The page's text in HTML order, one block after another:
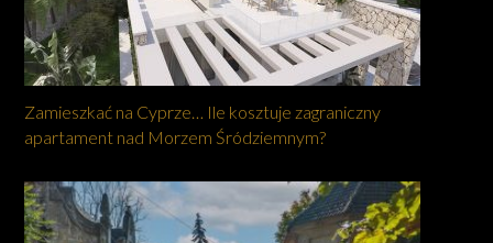
Zamieszkać na Cyprze… Ile kosztuje zagraniczny
apartament nad Morzem Śródziemnym?